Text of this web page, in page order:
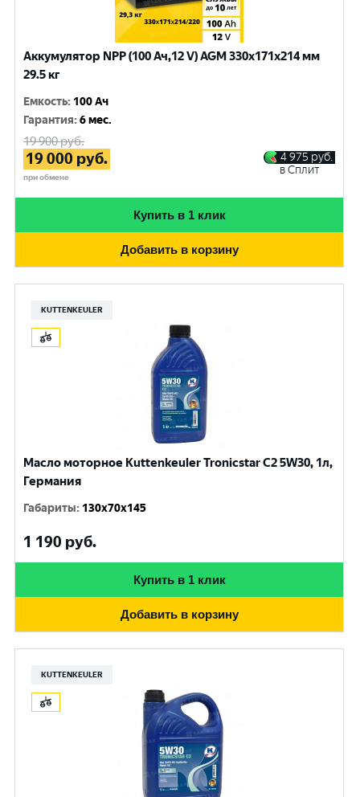
Аккумулятор NPP (100 Ач,12 V) AGM 330x171x214 мм
29.5 кг
Емкость: 100 Ач
Гарантия:6 мес.
19 900руб.
19 000 руб.
при обмене
4 975 руб.
в Сплит
Купить в 1 клик
Добавить в корзину
KUTTENKEULER
Масло моторное Kuttenkeuler Tronicstar C2 5W30, 1л,
Германия
Габариты: 130x70x145
1 190 руб.
Купить в 1 клик
Добавить в корзину
KUTTENKEULER